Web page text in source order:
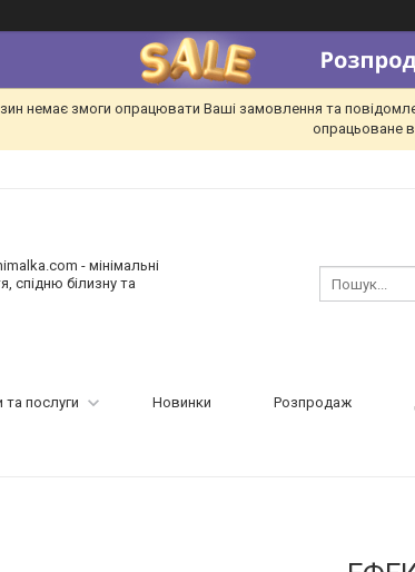
немає змоги опрацювати Ваші замовлення та
опрацьоване
- мінімальні
спідню білизну та
та послуги Новинки Розпродаж